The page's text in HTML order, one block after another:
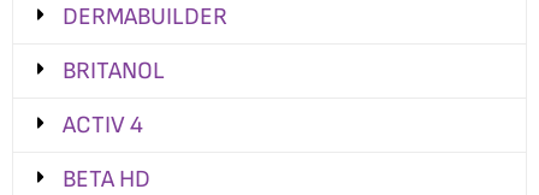
DERMABUILDER
BRITANOL
ACTIV 4
BETA HD